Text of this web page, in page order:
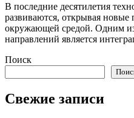
В последние десятилетия
развиваются, открывая новые
окружающей средой. Одним
направлений является
Поиск
Свежие записи